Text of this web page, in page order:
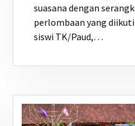
suasana dengan
perlombaan yang
siswi TK/Paud,…